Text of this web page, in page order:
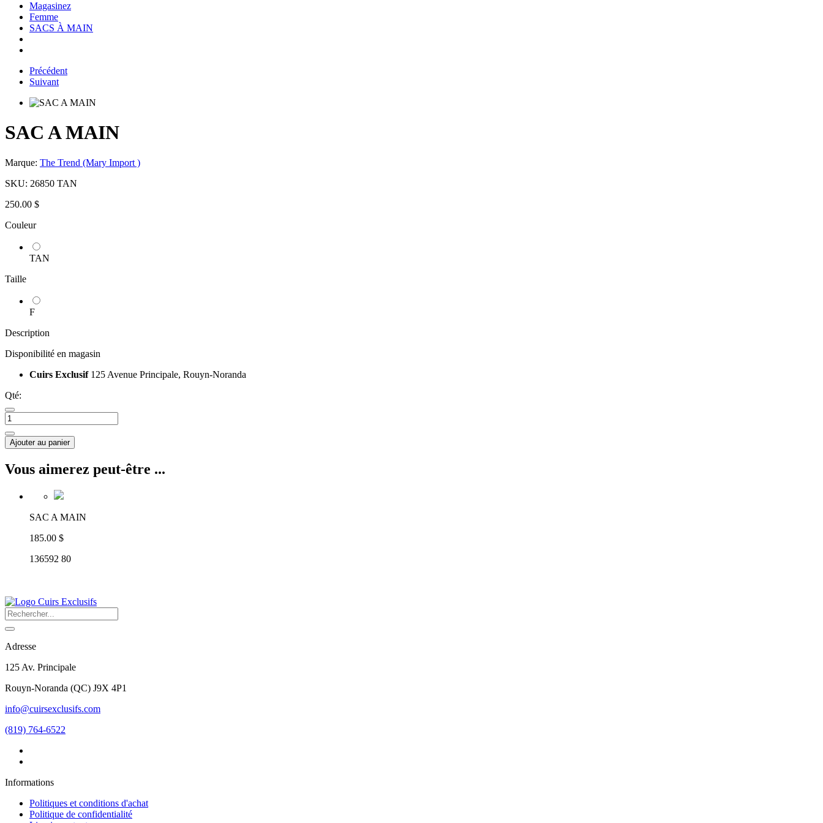
Magasinez
Femme
SACS À MAIN
Précédent
Suivant
SAC A MAIN
Marque: The Trend (Mary Import )
SKU: 26850 TAN
250.00 $
Couleur
TAN
Taille
F
Description
Disponibilité en magasin
Cuirs Exclusif 125 Avenue Principale, Rouyn-Noranda
Qté:
Ajouter au panier
Vous aimerez peut-être ...
SAC A MAIN
185.00 $
136592 80
Adresse
125 Av. Principale
Rouyn-Noranda (QC) J9X 4P1
info@cuirsexclusifs.com
(819) 764-6522
Informations
Politiques et conditions d'achat
Politique de confidentialité